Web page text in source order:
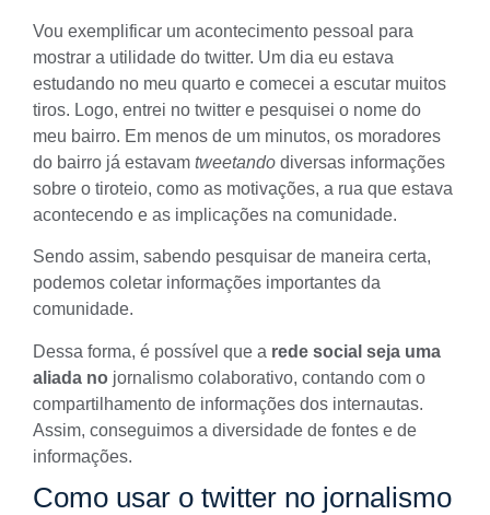
Vou exemplificar um acontecimento pessoal para
mostrar a utilidade do twitter. Um dia eu estava
estudando no meu quarto e comecei a escutar muitos
tiros. Logo, entrei no twitter e pesquisei o nome do
meu bairro. Em menos de um minutos, os moradores
do bairro já estavam tweetando diversas informações
sobre o tiroteio, como as motivações, a rua que estava
acontecendo e as implicações na comunidade.
Sendo assim, sabendo pesquisar de maneira certa,
podemos coletar informações importantes da
comunidade.
Dessa forma, é possível que a rede social seja uma
aliada no jornalismo colaborativo, contando com o
compartilhamento de informações dos internautas.
Assim, conseguimos a diversidade de fontes e de
informações.
Como usar o twitter no jornalismo